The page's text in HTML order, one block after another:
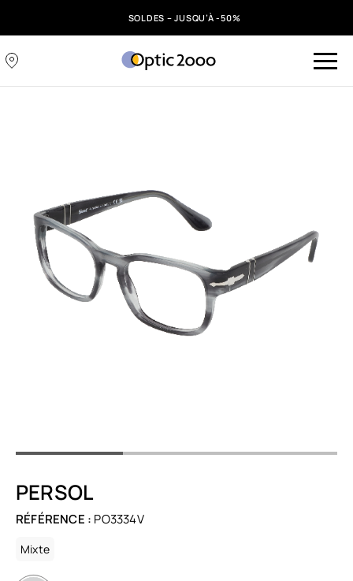
SOLDES – JUSQU’À -50%
PERSOL
RÉFÉRENCE : PO3334V
Mixte